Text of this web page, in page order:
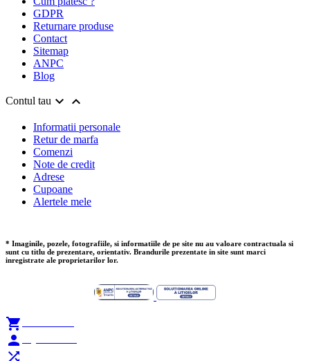
GDPR
Returnare produse
Contact
Sitemap
ANPC
Blog
Contul tau  
Informatii personale
Retur de marfa
Comenzi
Note de credit
Adrese
Cupoane
Alertele mele
* Imaginile, pozele, fotografiile, si informatiile de pe site nu au valoare contractuala si
sunt cu titlu de prezentare, orientativ. Brandurile prezentate in site sunt marci
inregistrate ale proprietarilor lor.


